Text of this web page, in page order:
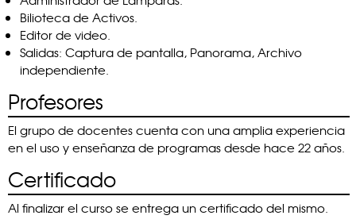
Bilioteca de Activos.
Editor de video.
Salidas: Captura de pantalla, Panorama, Archivo
independiente.
Profesores
El grupo de docentes cuenta con una amplia experiencia
en el uso y enseñanza de programas desde hace 22 años.
Certificado
Al finalizar el curso se entrega un certificado del mismo.